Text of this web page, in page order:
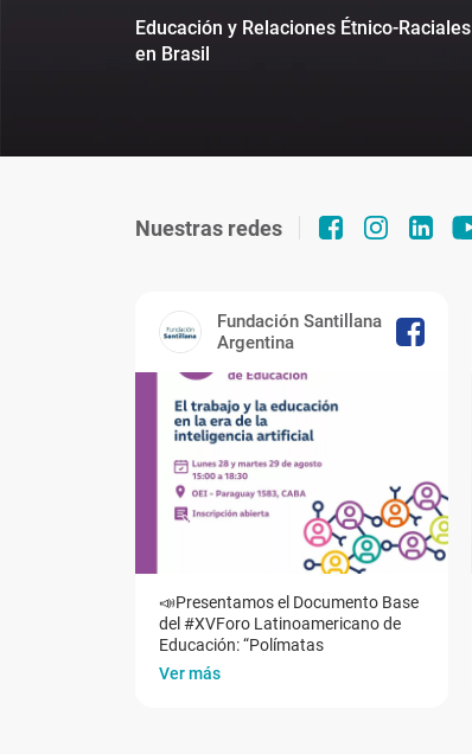
Educación y Relaciones Étnico-Raciales
en Brasil
Nuestras redes
Fundación Santillana
Argentina
📣Presentamos el Documento Base
del #XVForo Latinoamericano de
Educación: “Polímatas
Ver más